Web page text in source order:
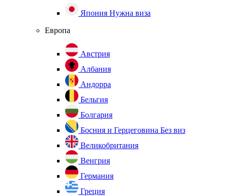
Япония Нужна виза
Европа
Австрия
Албания
Андорра
Бельгия
Болгария
Босния и Герцеговина Без виз
Великобритания
Венгрия
Германия
Греция